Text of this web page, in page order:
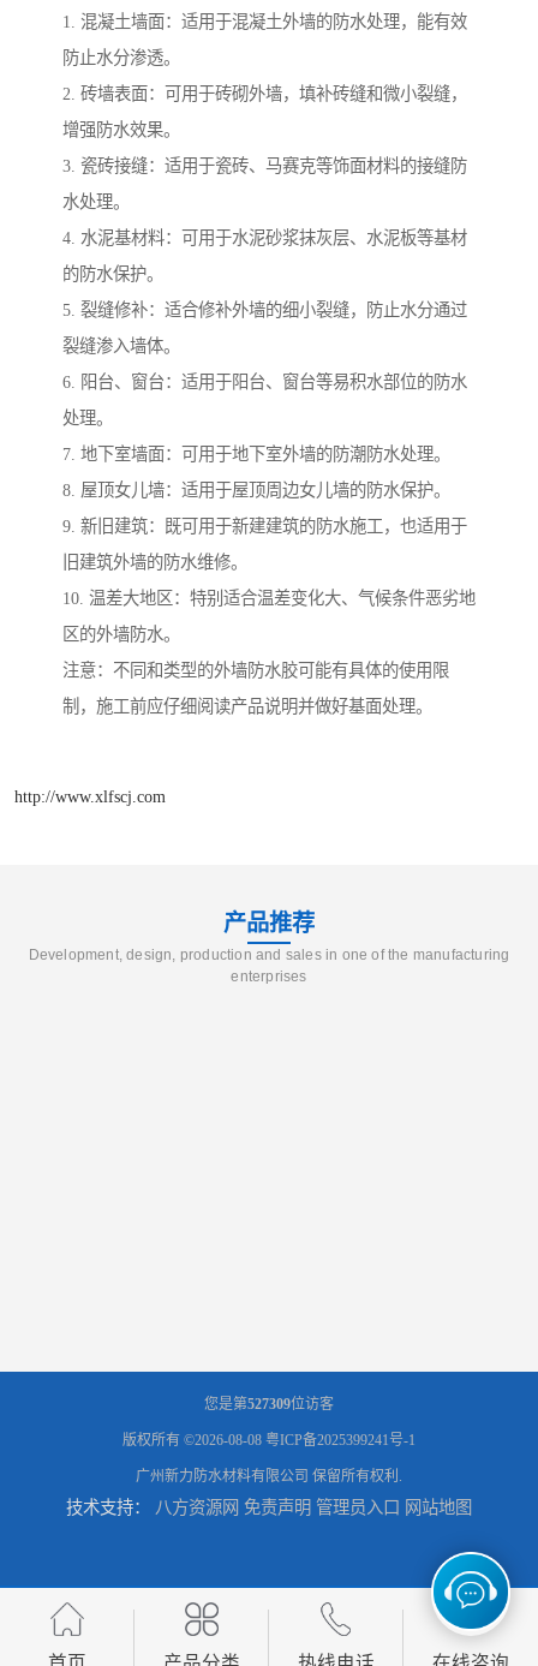
1. 混凝土墙面：适用于混凝土外墙的防水处理，能有效
防止水分渗透。
2. 砖墙表面：可用于砖砌外墙，填补砖缝和微小裂缝，
增强防水效果。
3. 瓷砖接缝：适用于瓷砖、马赛克等饰面材料的接缝防
水处理。
4. 水泥基材料：可用于水泥砂浆抹灰层、水泥板等基材
的防水保护。
5. 裂缝修补：适合修补外墙的细小裂缝，防止水分通过
裂缝渗入墙体。
6. 阳台、窗台：适用于阳台、窗台等易积水部位的防水
处理。
7. 地下室墙面：可用于地下室外墙的防潮防水处理。
8. 屋顶女儿墙：适用于屋顶周边女儿墙的防水保护。
9. 新旧建筑：既可用于新建建筑的防水施工，也适用于
旧建筑外墙的防水维修。
10. 温差大地区：特别适合温差变化大、气候条件恶劣地
区的外墙防水。
注意：不同和类型的外墙防水胶可能有具体的使用限
制，施工前应仔细阅读产品说明并做好基面处理。
http://www.xlfscj.com
产品推荐
Development, design, production and sales in one of the manufacturing
enterprises
您是第527309位访客
版权所有 ©2026-08-08 粤ICP备2025399241号-1
广州新力防水材料有限公司 保留所有权利.
技术支持： 八方资源网 免责声明 管理员入口 网站地图